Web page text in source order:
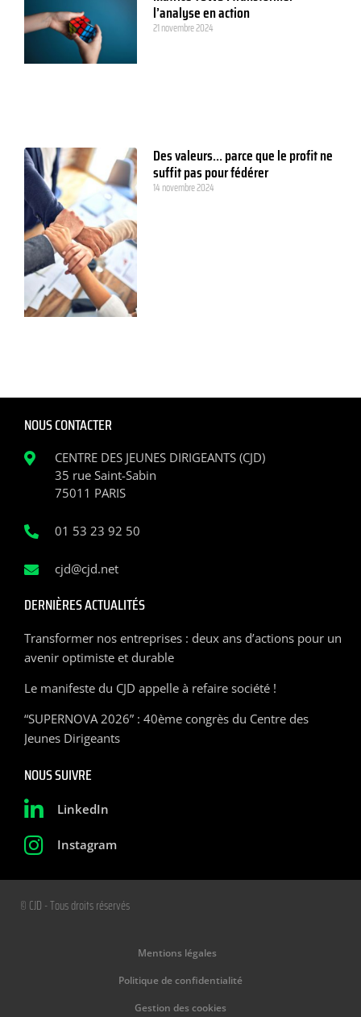
l’analyse en action
21 novembre 2024
Des valeurs… parce que le profit ne
suffit pas pour fédérer
14 novembre 2024
NOUS CONTACTER
CENTRE DES JEUNES DIRIGEANTS (CJD)
35 rue Saint-Sabin
75011 PARIS
01 53 23 92 50
cjd@cjd.net
DERNIÈRES ACTUALITÉS
Transformer nos entreprises : deux ans d’actions pour un
avenir optimiste et durable
Le manifeste du CJD appelle à refaire société !
“SUPERNOVA 2026” : 40ème congrès du Centre des
Jeunes Dirigeants
NOUS SUIVRE
LinkedIn
Instagram
© CJD - Tous droits réservés
Mentions légales
Politique de confidentialité
Gestion des cookies